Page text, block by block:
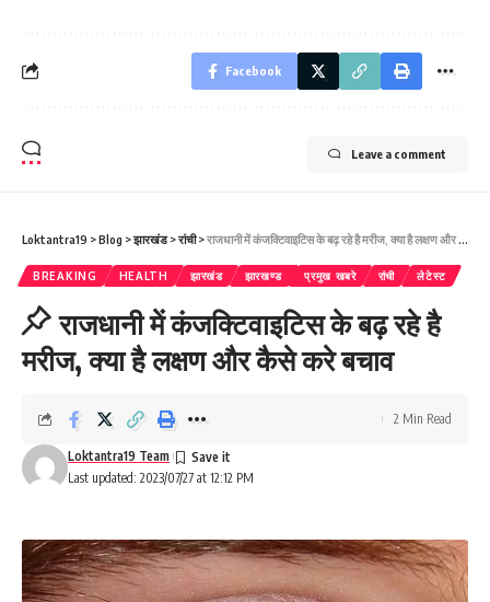
Facebook
Leave a comment
Loktantra19 >Blog >झारखंड>रांची>राजधानी में कंजक्टिवाइटिस के बढ़ रहे है मरीज, क्या है लक्षण और कैसे करे बचाव
BREAKING HEALTH झारखंड झारखण्ड प्रमुख खबरे रांची लेटेस्ट
राजधानी में कंजक्टिवाइटिस के बढ़ रहे है
मरीज, क्या है लक्षण और कैसे करे बचाव
Last updated: 2023/07/27 at 12:12 PM
Loktantra19 Team
2 Min Read